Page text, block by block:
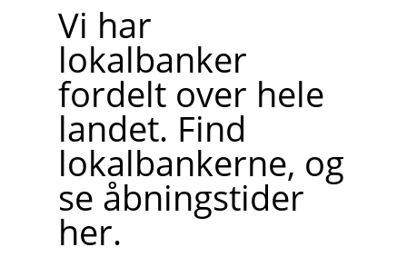
Vi har
lokalbanker
fordelt over hele
landet. Find
lokalbankerne, og
se åbningstider
her.